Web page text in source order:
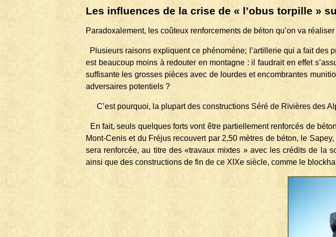
Les influences de la crise de « l’obus torpille »
Paradoxalement, les coûteux renforcements de béton qu’on va
Plusieurs raisons expliquent ce phénomène; l’artillerie qui a fait
est beaucoup moins à redouter en montagne : il fau­drait en effet
suffisante les grosses pièces avec de lourdes et encombrantes
adver­saires potentiels ?
C’est pourquoi, la plupart des constructions Séré de Rivières des
En fait, seuls quelques forts vont être partiel­lement renforcés de
Mont-Cenis et du Fréjus recouvert par 2,50 mètres de béton, le
sera renforcée, au titre des «travaux mixtes » avec les crédits de la
ainsi que des constructions de fin de ce XIXe siècle, comme le